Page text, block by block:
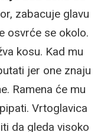
zabacuje glavu
osvrće se okolo.
kosu. Kad mu
jer one znaju
Ramena će mu
Vrtoglavica
da gleda visoko